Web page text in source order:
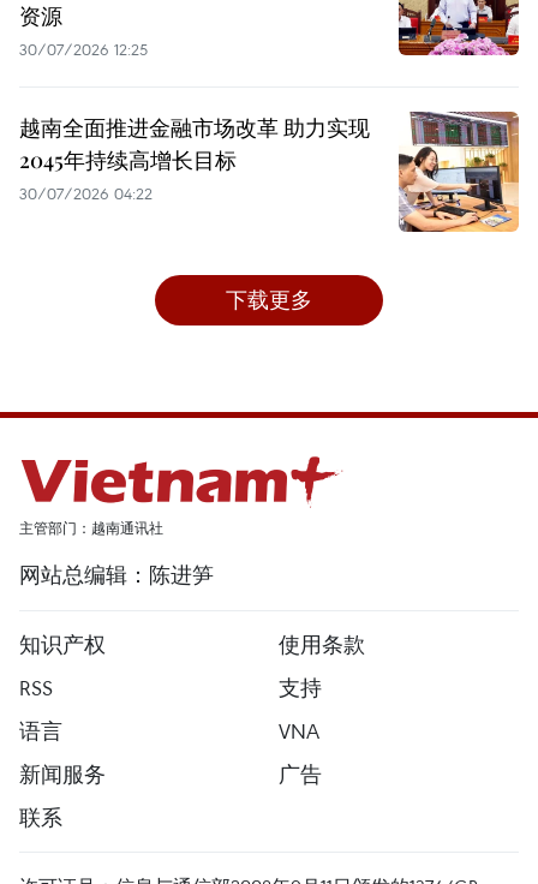
资源
30/07/2026 12:25
越南全面推进金融市场改革 助力实现
2045年持续高增长目标
30/07/2026 04:22
下载更多
主管部门：越南通讯社
网站总编辑：陈进笋
知识产权
使用条款
RSS
支持
语言
VNA
新闻服务
广告
联系